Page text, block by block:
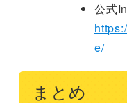
公式
e/
まとめ